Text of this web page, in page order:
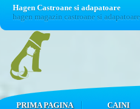
Hagen Castroane si adapatoare
hagen magazin castroane si adapatoare
PRIMA PAGINA CAINI